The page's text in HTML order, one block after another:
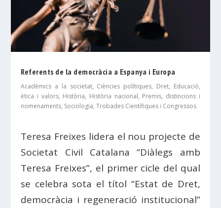
Referents de la democràcia a Espanya i Europa
Acadèmics a la societat, Ciències polítiques, Dret, Educació,
ètica i valors, Història, Història nacional, Premis, distincions i
nomenaments, Sociologia,Trobades Científiques i Congressos
Teresa Freixes lidera el nou projecte de
Societat Civil Catalana “Diàlegs amb
Teresa Freixes”, el primer cicle del qual
se celebra sota el títol “Estat de Dret,
democràcia i regeneració institucional”